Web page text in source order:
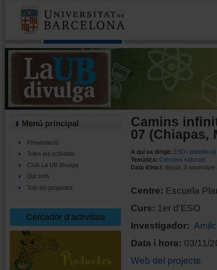
Menú principal
Presentació
Totes les activitats
Club La UB divulga
Qui som
Tots els projectes
Cercador d’activitats
Camins
07 (Chiapas,
A qui va dirigit: ESO i batxillerat
Temàtica: Ciències naturals
Data d'inici: dijous, 3 novembre
Centre: Escuela
Curs: 1er d'ESO
Investigador:
Data i hora: 03/11/
Web del projecte